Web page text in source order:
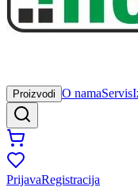
Proizvodi O namaServis
PrijavaRegistracija